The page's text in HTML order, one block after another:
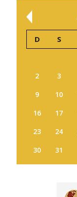
D S
2
3
9
10
16
17
23
24
30
31